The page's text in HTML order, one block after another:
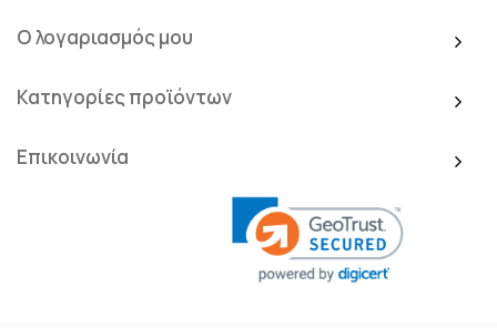
Ο λογαριασμός μου
Κατηγορίες προϊόντων
Επικοινωνία